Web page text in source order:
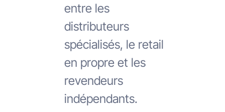
entre les
distributeurs
spécialisés, le retail
en propre et les
revendeurs
indépendants.